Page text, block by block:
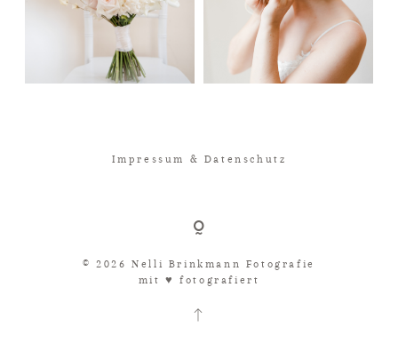
Impressum & Datenschutz
© 2026 Nelli Brinkmann Fotografie
mit ♥︎ fotografiert